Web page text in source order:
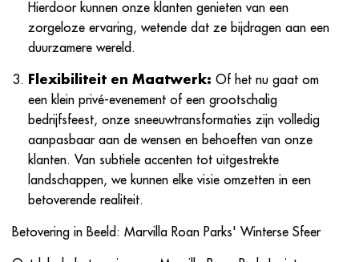
Hierdoor kunnen onze klanten genieten van een
zorgeloze ervaring, wetende dat ze bijdragen aan een
duurzamere wereld.
Flexibiliteit en Maatwerk: Of het nu gaat om
een klein privé-evenement of een grootschalig
bedrijfsfeest, onze sneeuwtransformaties zijn volledig
aanpasbaar aan de wensen en behoeften van onze
klanten. Van subtiele accenten tot uitgestrekte
landschappen, we kunnen elke visie omzetten in een
betoverende realiteit.
Betovering in Beeld: Marvilla Roan Parks' Winterse Sfeer